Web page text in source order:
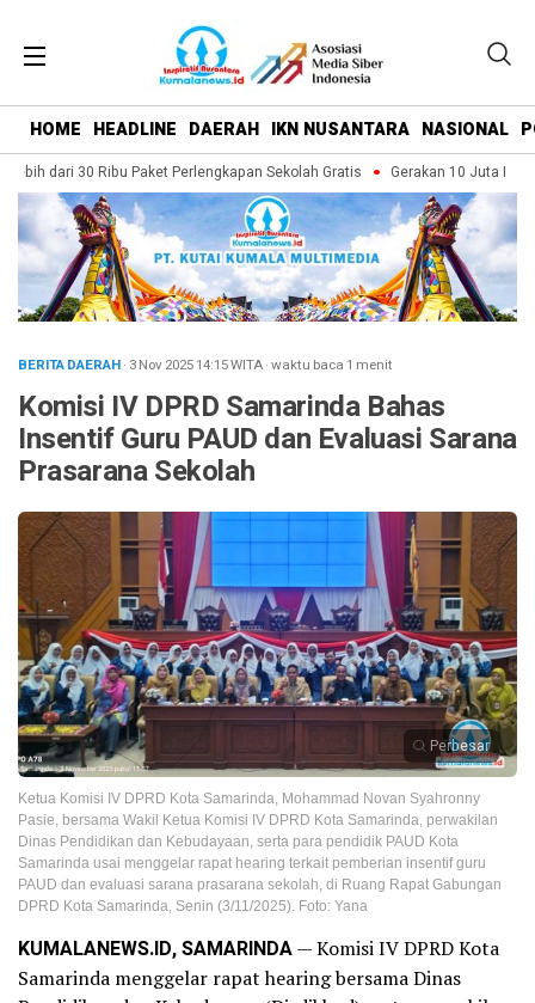
HOME HEADLINE DAERAH IKN NUSANTARA NASIONAL
dari 30 Ribu Paket Perlengkapan Sekolah Gratis Gerakan 10 Juta
BERITA DAERAH· 3 Nov 202514:15WITA·waktu baca 1 menit
Komisi IV DPRD Samarinda Bahas
Insentif Guru PAUD dan Evaluasi Sarana
Prasarana Sekolah
Perbesar
Ketua Komisi IV DPRD Kota Samarinda, Mohammad Novan Syahronny
Pasie, bersama Wakil Ketua Komisi IV DPRD Kota Samarinda, perwakilan
Dinas Pendidikan dan Kebudayaan, serta para pendidik PAUD Kota
Samarinda usai menggelar rapat hearing terkait pemberian insentif guru
PAUD dan evaluasi sarana prasarana sekolah, di Ruang Rapat Gabungan
DPRD Kota Samarinda, Senin (3/11/2025). Foto: Yana
KUMALANEWS.ID, SAMARINDA— Komisi IV DPRD Kota
Samarinda menggelar rapat hearing bersama Dinas